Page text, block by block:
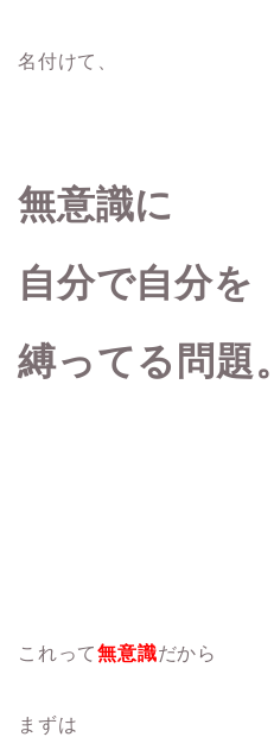
名付けて、
無意識に
自分で自分を
縛ってる問題。
これって無意識だから
まずは